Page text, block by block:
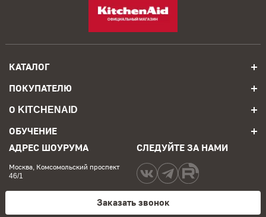
КАТАЛОГ
ПОКУПАТЕЛЮ
О KITCHENAID
ОБУЧЕНИЕ
АДРЕС ШОУРУМА
Москва, Комсомольский проспект
46/1
СЛЕДУЙТЕ ЗА НАМИ
Заказать звонок